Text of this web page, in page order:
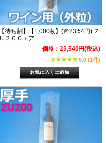
【待ち割】【1,000枚】(＠23.54円) Ｚ
Ｕ２００エア...
価格：23,540円(税込)
5.0 (1件)